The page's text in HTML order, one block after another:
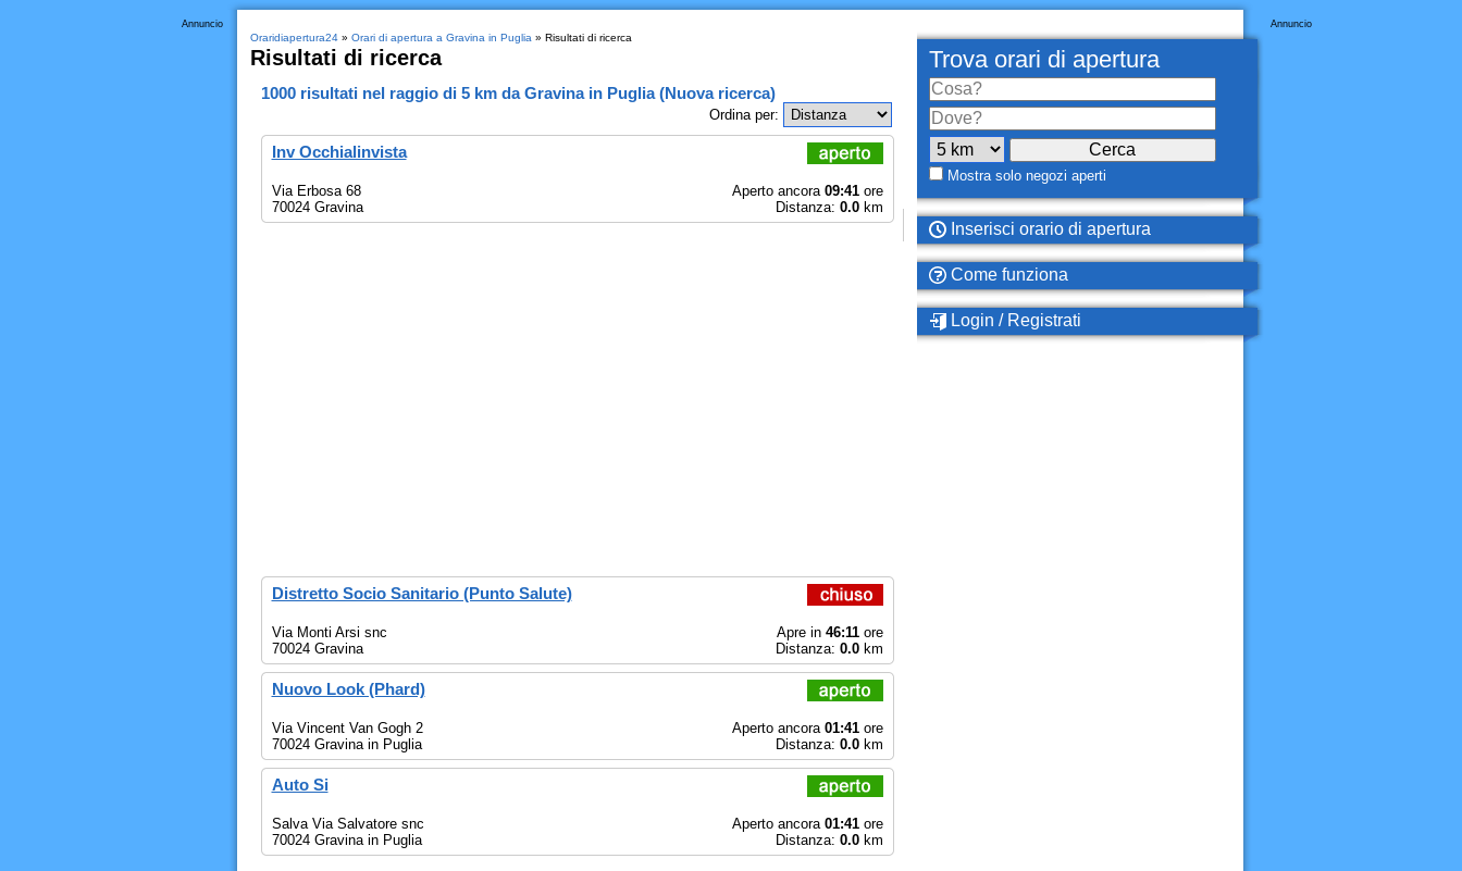
Annuncio
Oraridiapertura24» Orari di apertura a Gravina in Puglia » Risultati di ricerca
Risultati di ricerca
1000risultati nel raggio di 5 kmdaGravina in Puglia (Nuova ricerca)
Ordina per:
Inv Occhialinvista
Via Erbosa 68
70024 Gravina
Aperto ancora 09:41ore
Distanza: 0.0km
Distretto Socio Sanitario (Punto Salute)
Via Monti Arsi snc
70024 Gravina
Apre in 46:11ore
Distanza: 0.0km
Nuovo Look (Phard)
Via Vincent Van Gogh 2
70024 Gravina in Puglia
Aperto ancora 01:41ore
Distanza: 0.0km
Auto Si
Salva Via Salvatore snc
70024 Gravina in Puglia
Aperto ancora 01:41ore
Distanza: 0.0km
Annuncio
Trova orari di apertura
Mostra solo negozi aperti
Inserisci orario di apertura
Come funziona
Login / Registrati